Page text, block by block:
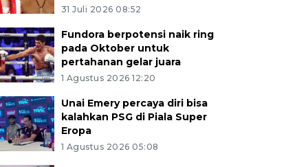
31 Juli 2026 08:52
Fundora berpotensi naik ring
pada Oktober untuk
pertahanan gelar juara
1 Agustus 2026 12:20
Unai Emery percaya diri bisa
kalahkan PSG di Piala Super
Eropa
1 Agustus 2026 05:08